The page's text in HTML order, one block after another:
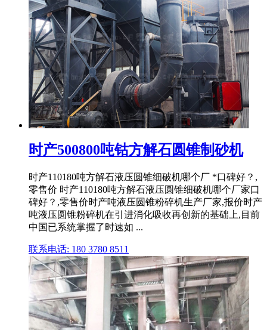
时产500800吨钴方解石圆锥制砂机
时产110180吨方解石液压圆锥细破机哪个厂 *口碑好？,
零售价 时产110180吨方解石液压圆锥细破机哪个厂家口
碑好？,零售价时产吨液压圆锥粉碎机生产厂家,报价时产
吨液压圆锥粉碎机在引进消化吸收再创新的基础上,目前
中国已系统掌握了时速如 ...
联系电话: 180 3780 8511